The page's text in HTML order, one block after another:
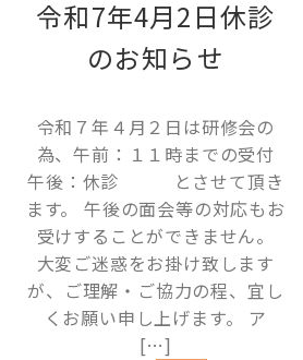
令和7年4月2日休診
のお知らせ
令和７年４月２日は研修会の
為、午前：１１時までの受付
午後：休診 とさせて頂き
ます。 午後の面会等の対応もお
受けすることができません。
大変ご迷惑をお掛け致します
が、ご理解・ご協力の程、宜し
くお願い申し上げます。 ア
[…]